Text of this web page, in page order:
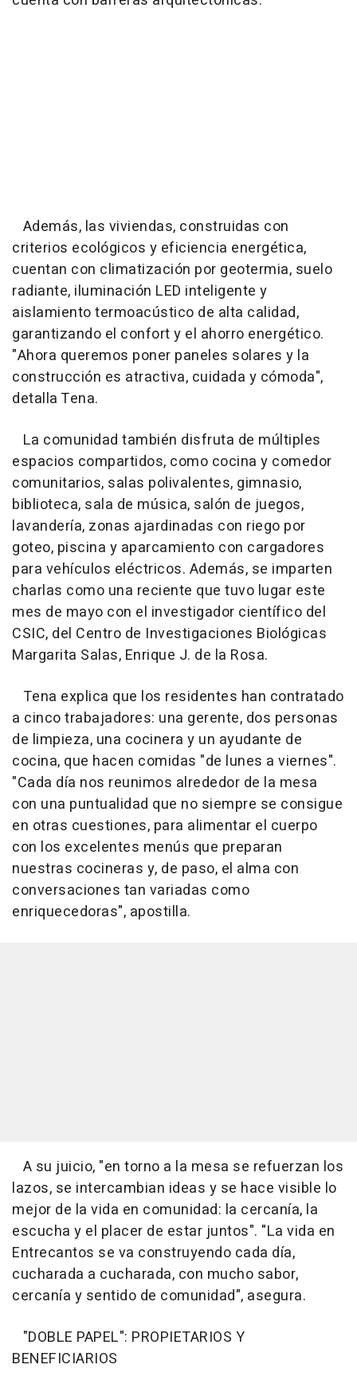
Además, las viviendas, construidas con
criterios ecológicos y eficiencia energética,
cuentan con climatización por geotermia, suelo
radiante, iluminación LED inteligente y
aislamiento termoacústico de alta calidad,
garantizando el confort y el ahorro energético.
"Ahora queremos poner paneles solares y la
construcción es atractiva, cuidada y cómoda",
detalla Tena.
La comunidad también disfruta de múltiples
espacios compartidos, como cocina y comedor
comunitarios, salas polivalentes, gimnasio,
biblioteca, sala de música, salón de juegos,
lavandería, zonas ajardinadas con riego por
goteo, piscina y aparcamiento con cargadores
para vehículos eléctricos. Además, se imparten
charlas como una reciente que tuvo lugar este
mes de mayo con el investigador científico del
CSIC, del Centro de Investigaciones Biológicas
Margarita Salas, Enrique J. de la Rosa.
Tena explica que los residentes han contratado
a cinco trabajadores: una gerente, dos personas
de limpieza, una cocinera y un ayudante de
cocina, que hacen comidas "de lunes a viernes".
"Cada día nos reunimos alrededor de la mesa
con una puntualidad que no siempre se consigue
en otras cuestiones, para alimentar el cuerpo
con los excelentes menús que preparan
nuestras cocineras y, de paso, el alma con
conversaciones tan variadas como
enriquecedoras", apostilla.
A su juicio, "en torno a la mesa se refuerzan los
lazos, se intercambian ideas y se hace visible lo
mejor de la vida en comunidad: la cercanía, la
escucha y el placer de estar juntos". "La vida en
Entrecantos se va construyendo cada día,
cucharada a cucharada, con mucho sabor,
cercanía y sentido de comunidad", asegura.
"DOBLE PAPEL": PROPIETARIOS Y
BENEFICIARIOS